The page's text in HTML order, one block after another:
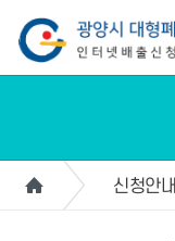
신청안내